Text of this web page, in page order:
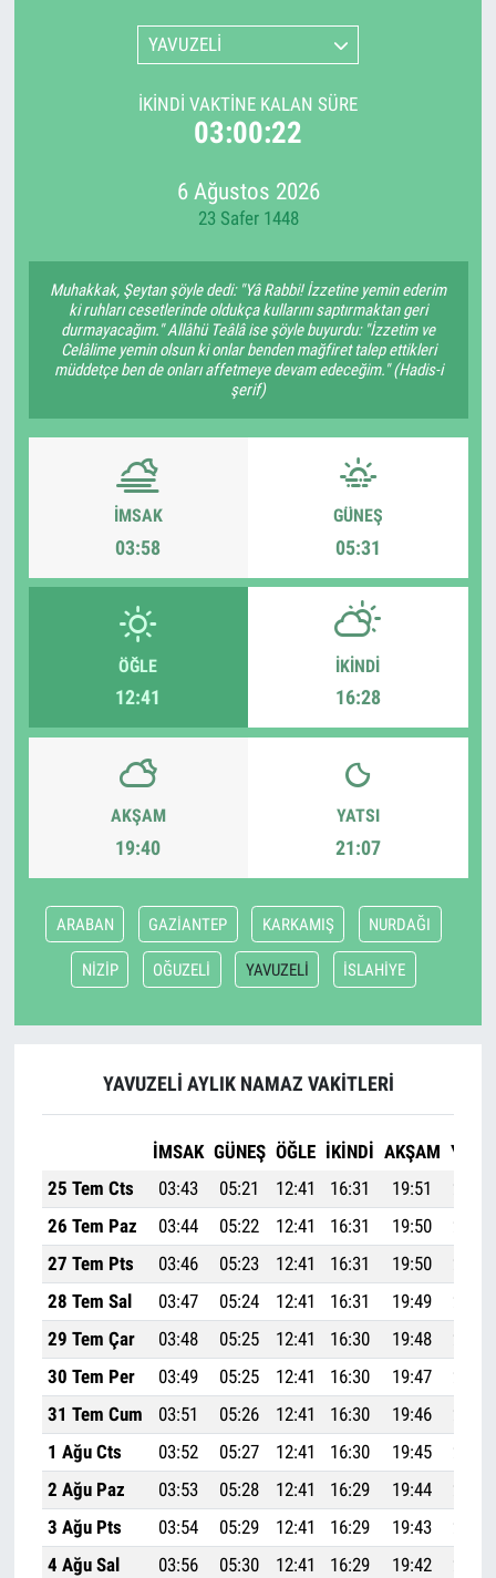
YAVUZELİ
İKINDI VAKTINE KALAN SÜRE
03:00:22
6 Ağustos 2026
23 Safer 1448
Muhakkak, Şeytan şöyle dedi: "Yâ Rabbi! İzzetine yemin ederim
ki ruhları cesetlerinde oldukça kullarını saptırmaktan geri
durmayacağım." Allâhü Teâlâ ise şöyle buyurdu: "İzzetim ve
Celâlime yemin olsun ki onlar benden mağfiret talep ettikleri
müddetçe ben de onları affetmeye devam edeceğim." (Hadis-i
şerif)
İMSAK
03:58
GÜNEŞ
05:31
ÖĞLE
12:41
İKINDI
16:28
AKŞAM
19:40
YATSI
21:07
ARABAN GAZİANTEP KARKAMIŞ NURDAĞI
NİZİP OĞUZELİ YAVUZELİ İSLAHİYE
YAVUZELİ AYLIK NAMAZ VAKITLERI
İMSAK GÜNEŞ ÖĞLE İKINDI AKŞAM YATSI
25 Tem Cts
03:43 05:21 12:41 16:31 19:51
26 Tem Paz
03:44 05:22 12:41 16:31 19:50
27 Tem Pts
03:46 05:23 12:41 16:31 19:50
28 Tem Sal
03:47 05:24 12:41 16:31 19:49
29 Tem Çar
03:48 05:25 12:41 16:30 19:48
30 Tem Per
03:49 05:25 12:41 16:30 19:47
31 Tem Cum
03:51 05:26 12:41 16:30 19:46
1 Ağu Cts
03:52 05:27 12:41 16:30 19:45
2 Ağu Paz
03:53 05:28 12:41 16:29 19:44
3 Ağu Pts
03:54 05:29 12:41 16:29 19:43
4 Ağu Sal
03:56 05:30 12:41 16:29 19:42